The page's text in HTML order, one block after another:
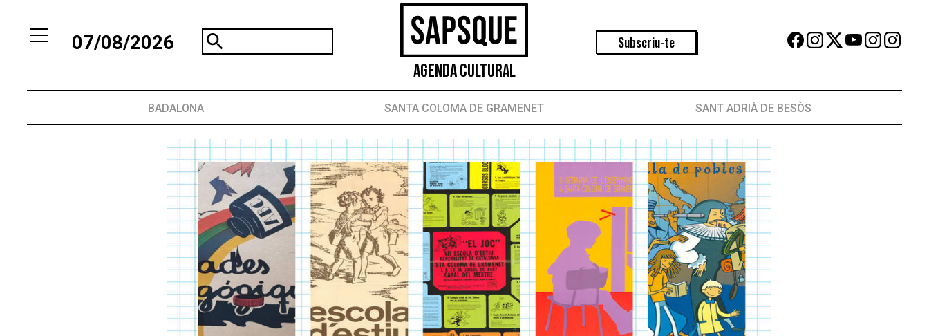
07/08/2026
Agenda Cultural
Subscriu-te
BADALONA SANTA COLOMA DE GRAMENET SANT ADRIÀ DE BESÒS